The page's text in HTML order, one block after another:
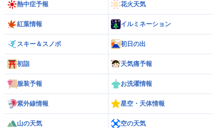
熱中症予報 花火天気
紅葉情報 イルミネーション
スキー＆スノボ 初日の出
初詣 天気痛予報
服装予報 お洗濯情報
紫外線情報 星空・天体情報
山の天気 空の天気